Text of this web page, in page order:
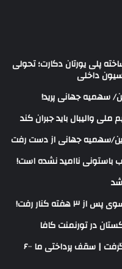
پلی یورتان دکارت؛ تحولی
داخلی
سهمیه جهانی پرید!
ملی والیبال باید جبران کند
سهمیه جهانی از دست رفت
باستونی ناامید نشده است!
کنار رفت!
در تورنمنت کافا
استقلال با سهراب ستاره سوم را می‌گرفت | سقف پرداختی ما ۶۰۰